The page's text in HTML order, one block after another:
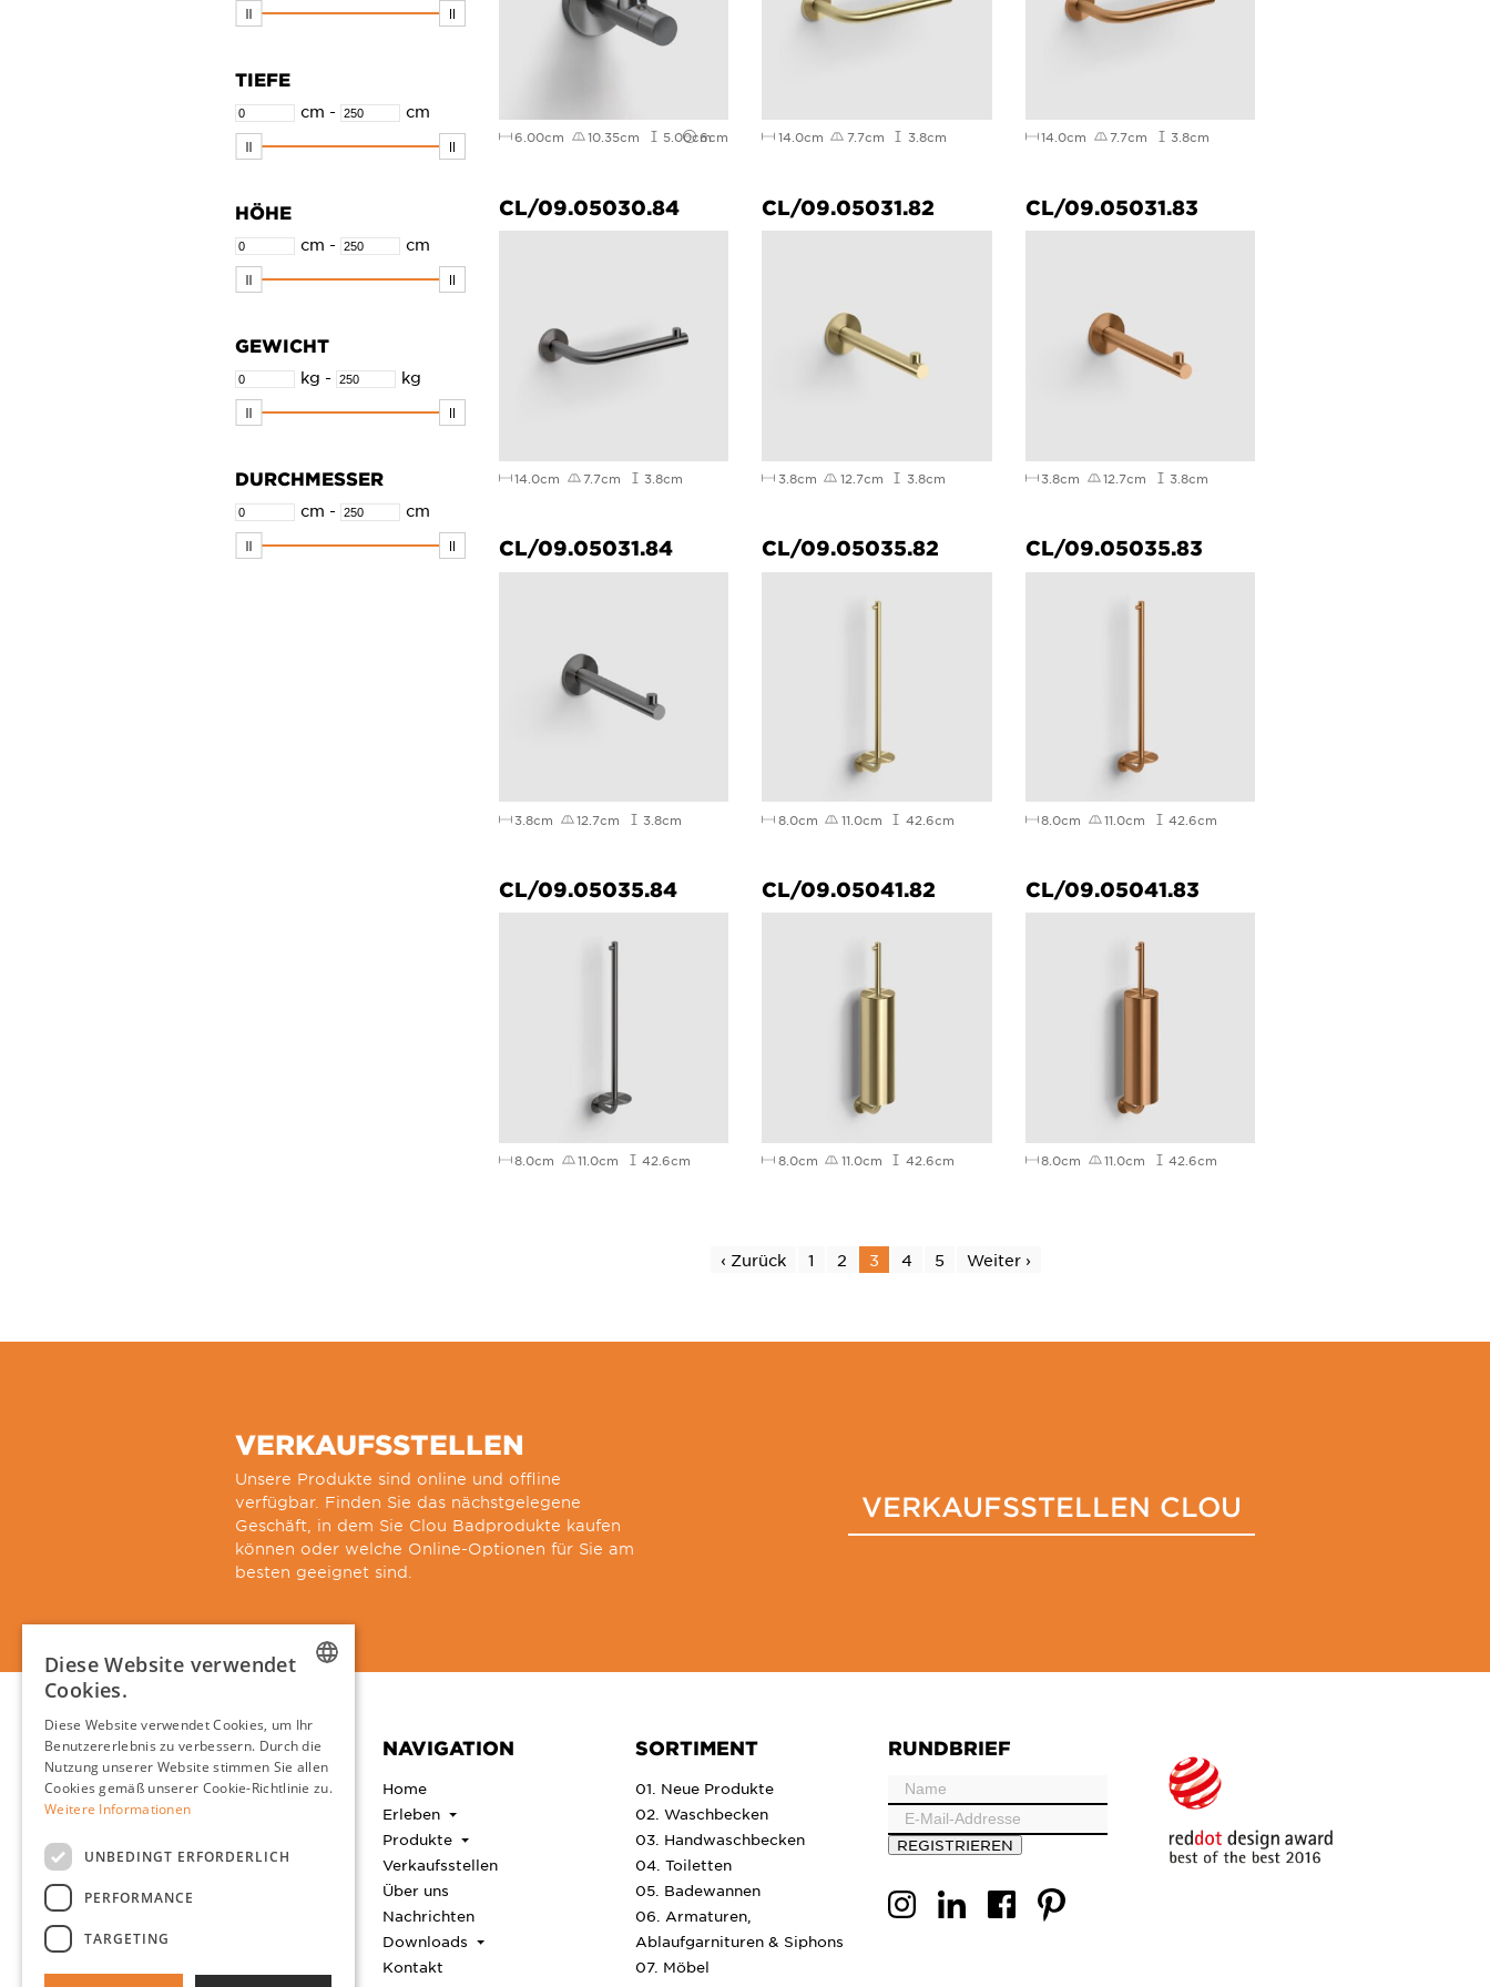
Keramik
Keramik und Chrom
lackiertes Holz
Melamin
PE
PVD
Silikon
TIEFE
cm - cm
HÖHE
cm - cm
GEWICHT
kg - kg
DURCHMESSER
cm - cm
6.00cm 10.35cm 5.00cm6cm 14.0cm 7.7cm 3.8cm 14.0cm 7.7cm 3.8cm
CL/09.05030.84
14.0cm 7.7cm 3.8cm
CL/09.05031.82
3.8cm 12.7cm 3.8cm
CL/09.05031.83
3.8cm 12.7cm 3.8cm
CL/09.05031.84
3.8cm 12.7cm 3.8cm
CL/09.05035.82
8.0cm 11.0cm 42.6cm
CL/09.05035.83
8.0cm 11.0cm 42.6cm
CL/09.05035.84
8.0cm 11.0cm 42.6cm
CL/09.05041.82
8.0cm 11.0cm 42.6cm
CL/09.05041.83
8.0cm 11.0cm 42.6cm
‹ Zurück 1 2 3 4 5 Weiter ›
VERKAUFSSTELLEN
Unsere Produkte sind online und offline
verfügbar. Finden Sie das nächstgelegene
Geschäft, in dem Sie Clou Badprodukte kaufen
können oder welche Online-Optionen für Sie am
besten geeignet sind.
VERKAUFSSTELLEN CLOU
CONTACT
Clou B.V.
Thermiekstraat 1
Keine Besucheradresse
+31 (0)45 524 5656
Montag bis Freitag 8:30 -
NAVIGATION
Home
Erleben
Produkte
Verkaufsstellen
Über uns
Nachrichten
Downloads
Kontakt
SORTIMENT
01. Neue Produkte
02. Waschbecken
03. Handwaschbecken
04. Toiletten
05. Badewannen
06. Armaturen,
Ablaufgarnituren & Siphons
07. Möbel
RUNDBRIEF
REGISTRIEREN
ENGLISH
FRENCH
Diese Website verwendet
Cookies.
Diese Website verwendet Cookies, um Ihr
Benutzererlebnis zu verbessern. Durch die
Nutzung unserer Website stimmen Sie allen
Cookies gemäß unserer Cookie-Richtlinie zu.
Weitere Informationen
UNBEDINGT ERFORDERLICH
PERFORMANCE
TARGETING